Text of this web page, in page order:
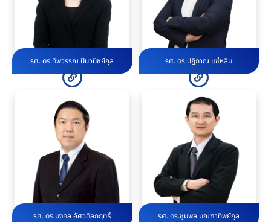
รศ. ดร.ทิพวรรณ ปิ่นวนิชย์กุล รศ. ดร.ปฏิภาณ แซ่หลิ่ม
รศ. ดร.มงคล อัศวดิลกฤทธิ์ รศ. ดร.ชุมพล มณฑาทิพย์กุล